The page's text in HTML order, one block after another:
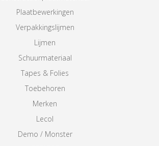
Plaatbewerkingen
Verpakkingslijmen
Lijmen
Schuurmateriaal
Tapes & Folies
Toebehoren
Merken
Lecol
Demo / Monster